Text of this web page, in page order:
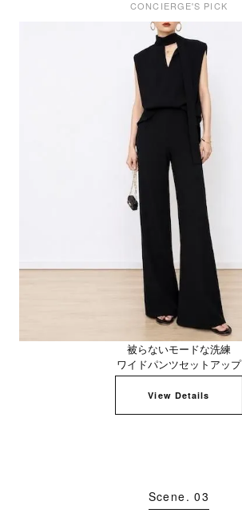
CONCIERGE'S PICK
被らないモードな洗練
ワイドパンツセットアップ
View Details
Scene. 03